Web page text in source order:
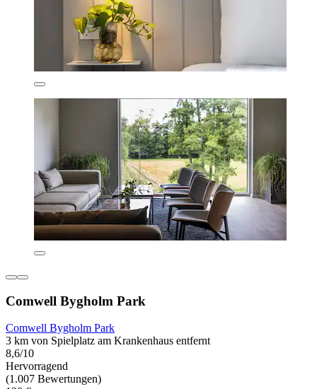
Comwell Bygholm Park
Comwell Bygholm Park
3 km von Spielplatz am Krankenhaus entfernt
8,6/10
Hervorragend
(1.007 Bewertungen)